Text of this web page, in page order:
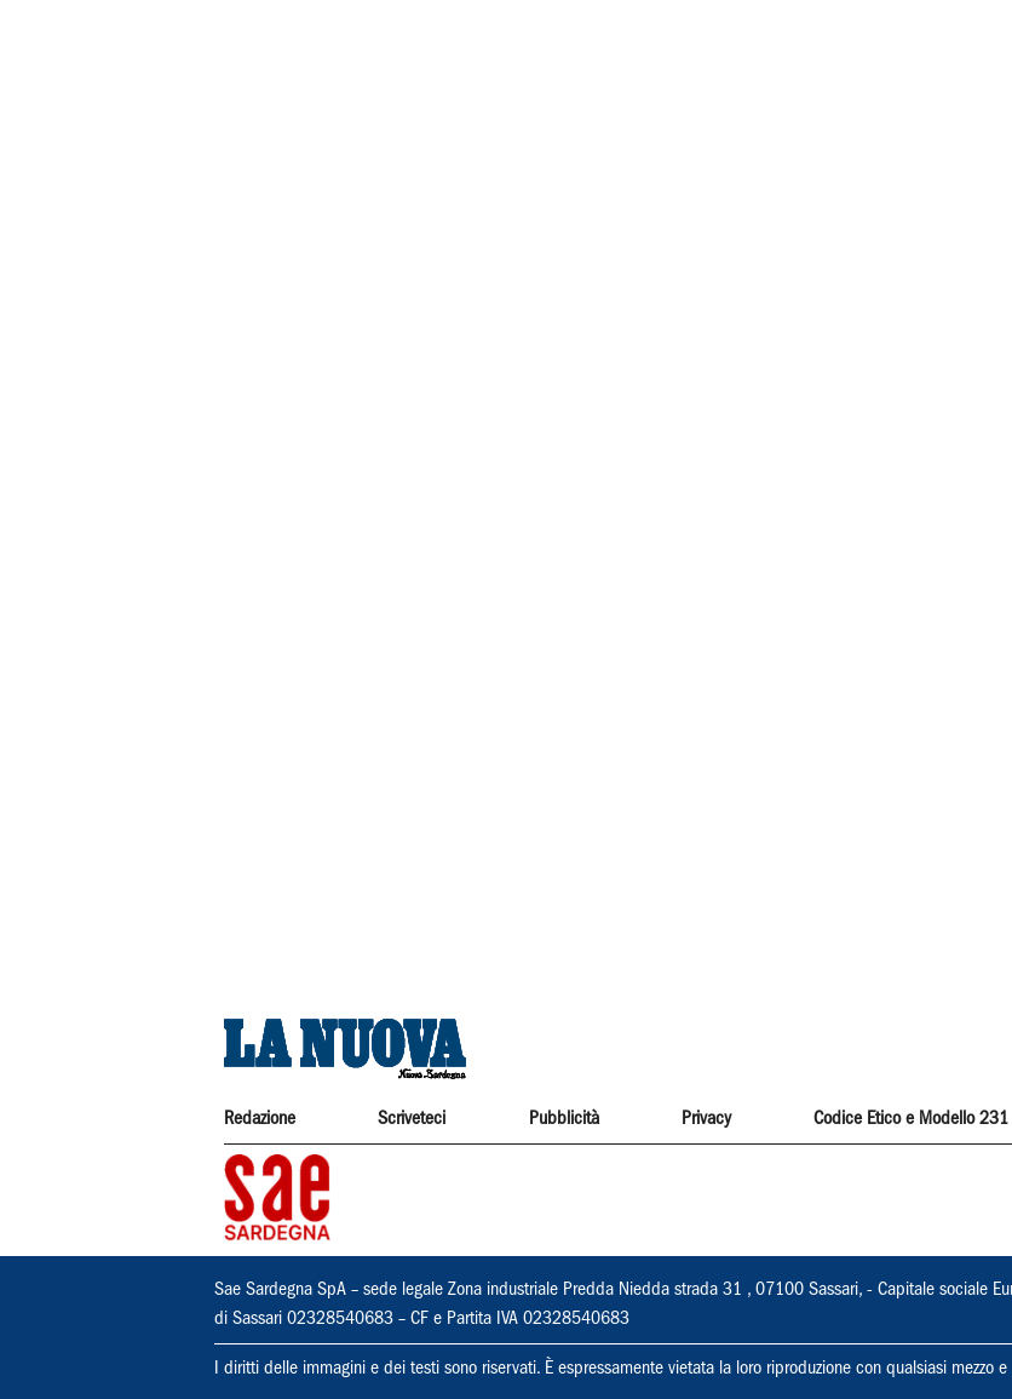
Redazione Scriveteci Pubblicità Privacy Codice Etico e Modello 231
Sae Sardegna SpA – sede legale Zona industriale Predda Niedda strada 31 , 07100 Sassari, - Capitale sociale
di Sassari 02328540683 – CF e Partita IVA 02328540683
I diritti delle immagini e dei testi sono riservati. È espressamente vietata la loro riproduzione con qualsiasi mezzo